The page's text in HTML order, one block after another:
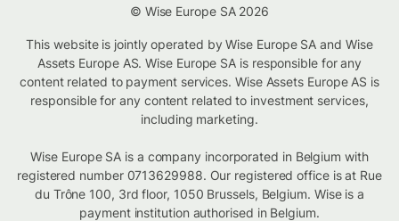
© Wise Europe SA 2026
This website is jointly operated by Wise Europe SA and Wise
Assets Europe AS. Wise Europe SA is responsible for any
content related to payment services. Wise Assets Europe AS is
responsible for any content related to investment services,
including marketing.
Wise Europe SA is a company incorporated in Belgium with
registered number 0713629988. Our registered office is at Rue
du Trône 100, 3rd floor, 1050 Brussels, Belgium. Wise is a
payment institution authorised in Belgium.